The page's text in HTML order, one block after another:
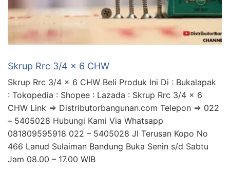
Skrup Rrc 3/4 x 6 CHW
Skrup Rrc 3/4 x 6 CHW Beli Produk Ini Di : Bukalapak
: Tokopedia : Shopee : Lazada : Skrup Rrc 3/4 x 6
CHW Link => Distributorbangunan.com Telepon => 022
– 5405028 Hubungi Kami Via Whatsapp
081809595918 022 – 5405028 Jl Terusan Kopo No
466 Lanud Sulaiman Bandung Buka Senin s/d Sabtu
Jam 08.00 – 17.00 WIB